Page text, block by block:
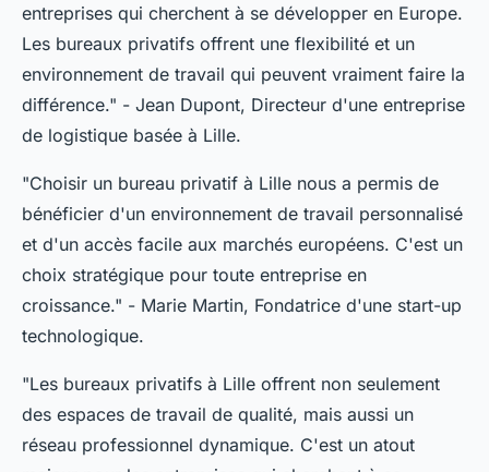
entreprises qui cherchent à se développer en Europe.
Les bureaux privatifs offrent une flexibilité et un
environnement de travail qui peuvent vraiment faire la
différence." - Jean Dupont, Directeur d'une entreprise
de logistique basée à Lille.
"Choisir un bureau privatif à Lille nous a permis de
bénéficier d'un environnement de travail personnalisé
et d'un accès facile aux marchés européens. C'est un
choix stratégique pour toute entreprise en
croissance." - Marie Martin, Fondatrice d'une start-up
technologique.
"Les bureaux privatifs à Lille offrent non seulement
des espaces de travail de qualité, mais aussi un
réseau professionnel dynamique. C'est un atout